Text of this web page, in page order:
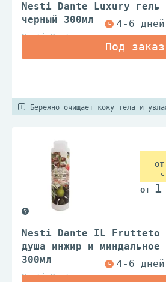
Nesti Dante Luxury гель
черный 300мл
Nesti Dante
Бережно очищает кожу тела и
Nesti Dante IL Frutteto
душа инжир и миндальное
300мл
Nesti Dante
с
1